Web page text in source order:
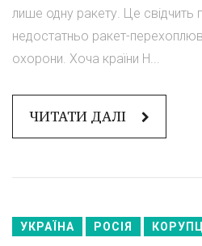
лише одну ракету. Це свідчить
недостатньо ракет-
охорони. Хоча країни Н...
ЧИТАТИ ДАЛІ
УКРАЇНА РОСІЯ